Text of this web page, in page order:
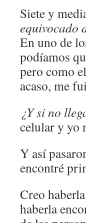
Siete y
equivocado
En uno de
podíamos
pero como
acaso, me
¿Y si no
celular y yo
Y así
encontré
Creo
haberla